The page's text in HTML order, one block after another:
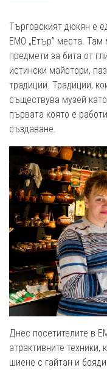
Търговският дюкян е
ЕМО „Етър” места. Там
предмети за бита от
истински майстори,
традиции. Традиции,
съществува музей
първата която е
създаване.
Днес посетителите в
атрактивните
шиене с гайтан и